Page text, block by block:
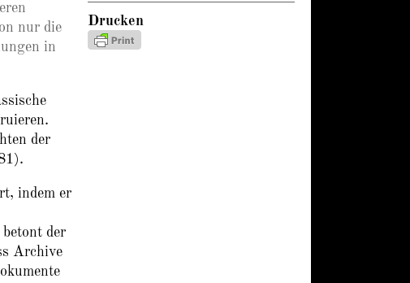
nur die
in
der
indem er
der
Archive
Drucken